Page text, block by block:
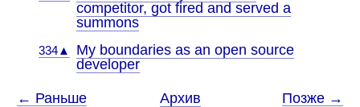
competitor, got fired and served a
summons
334▲
My boundaries as an open source
developer
← Раньше Архив Позже →